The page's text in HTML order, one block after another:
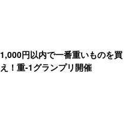
1,000円以内で一番重いものを買
え！重-1グランプリ開催